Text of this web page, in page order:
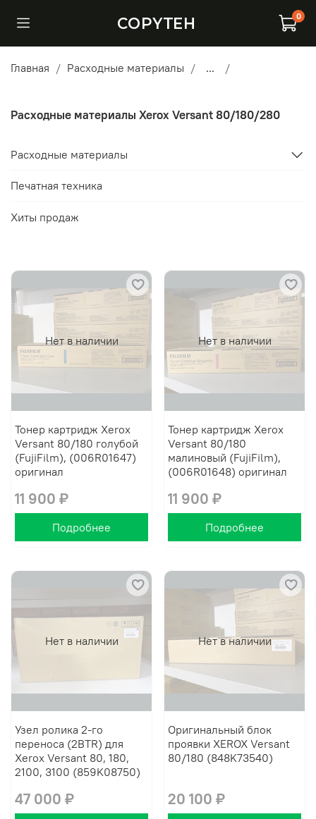
COPYTEH 0
Главная Расходные материалы ...
Расходные материалы Xerox Versant 80/180/280
Нет в наличии
Тонер картридж Xerox
Versant 80/180 голубой
(FujiFilm), (006R01647)
оригинал
11 900 ₽
Подробнее
Нет в наличии
Тонер картридж Xerox
Versant 80/180
малиновый (FujiFilm),
(006R01648) оригинал
11 900 ₽
Подробнее
Нет в наличии
Узел ролика 2-го
переноса (2BTR) для
Xerox Versant 80, 180,
2100, 3100 (859K08750)
47 000 ₽
Нет в наличии
Оригинальный блок
проявки XEROX Versant
80/180 (848K73540)
20 100 ₽
Расходные материалы
Печатная техника
Хиты продаж